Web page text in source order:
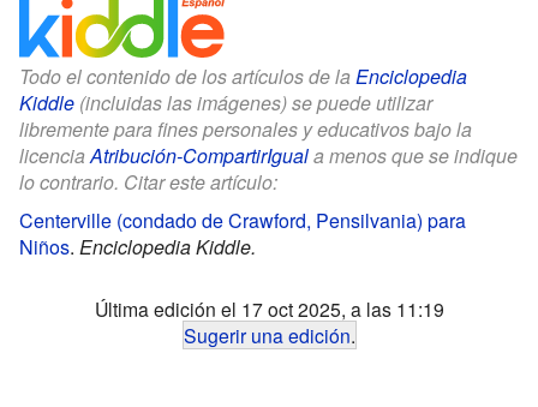
Todo el contenido de los artículos de la Enciclopedia
Kiddle (incluidas las imágenes) se puede utilizar
libremente para fines personales y educativos bajo la
licenciaAtribución-CompartirIguala menos que se indique
lo contrario. Citar este artículo:
Centerville (condado de Crawford, Pensilvania) para
Niños. Enciclopedia Kiddle.
Última edición el 17 oct 2025, a las 11:19
Sugerir una edición.